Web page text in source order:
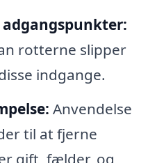
rotterne slipper
indgange.
Anvendelse
til at fjerne